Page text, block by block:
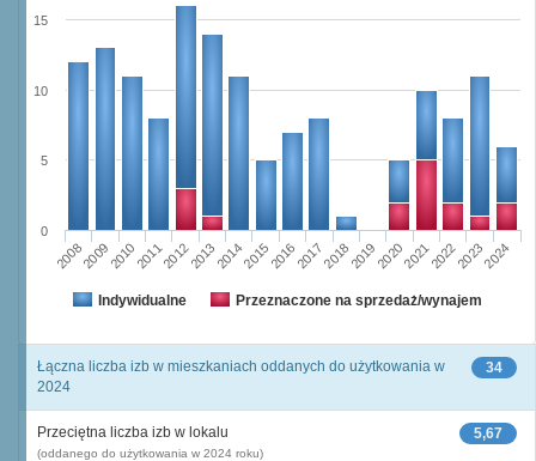
Indywidualne Przeznaczone na sprzedaż/wynajem
20082009201020112012201320142015201620172018201920202021202220232024
0
5
10
15
34
Łączna liczba izb w mieszkaniach oddanych do użytkowania w
2024
5,67
Przeciętna liczba izb w lokalu
(oddanego do użytkowania w 2024 roku)